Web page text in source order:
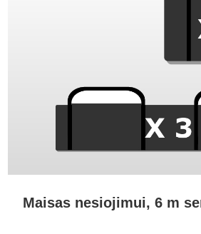
Maisas nesiojimui, 6 m